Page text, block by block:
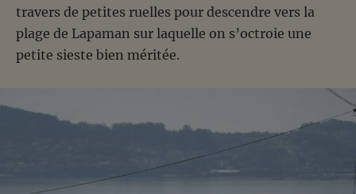
travers de petites ruelles pour descendre vers la
plage de Lapaman sur laquelle on s’octroie une
petite sieste bien méritée.